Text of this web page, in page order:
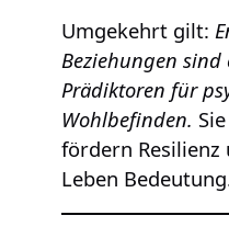
Umgekehrt gilt:
Beziehungen
Prädiktoren für
Wohlbefinden.
fördern Resilienz
Leben